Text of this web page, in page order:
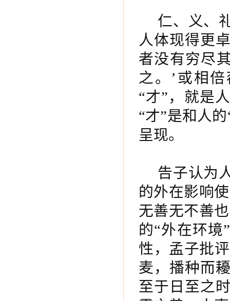
仁、义、
人体现得更
者没有穷尽
之。’或相
“才”，就是
“才”是和人
呈现。
告子认为
的外在影响
无善无不善
的“外在环境
性，孟子批
麦，播种而
至于日至之